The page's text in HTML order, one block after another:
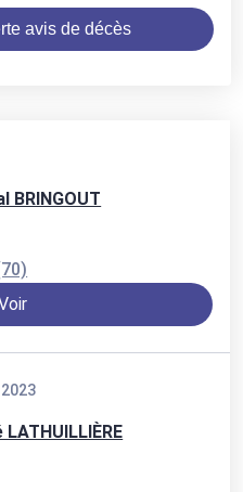
avis de décès
BRINGOUT